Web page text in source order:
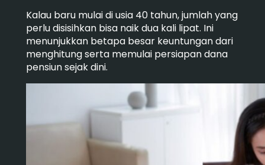
Kalau baru mulai di usia 40 tahun, jumlah yang
perlu disisihkan bisa naik dua kali lipat. Ini
menunjukkan betapa besar keuntungan dari
menghitung serta memulai persiapan dana
pensiun sejak dini.